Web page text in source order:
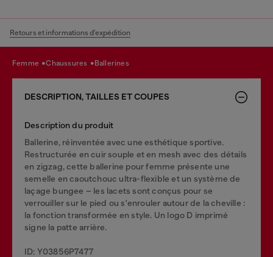
Retours et informations d'expédition
femme chaussures ballerines
DESCRIPTION, TAILLES ET COUPES
Description du produit
Ballerine, réinventée avec une esthétique sportive.
Restructurée en cuir souple et en mesh avec des détails
en zigzag, cette ballerine pour femme présente une
semelle en caoutchouc ultra-flexible et un système de
laçage bungee – les lacets sont conçus pour se
verrouiller sur le pied ou s'enrouler autour de la cheville :
la fonction transformée en style. Un logo D imprimé
signe la patte arrière.
ID: Y03856P7477